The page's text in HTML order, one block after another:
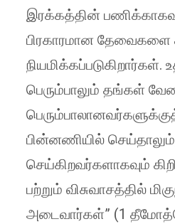
இரக்கத்தின்
பிரகாரமான தேவைகளை
நியமிக்கப்படுகிறார்கள்.
பெரும்பாலும் தங்கள்
பின்னணியில்
செய்கிறவர்களாகவும்
பற்றும் விசுவாசத்தில்
அடைவார்கள்” (1